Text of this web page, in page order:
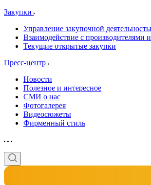
Закупки
Управление закупочной
Взаимодействие с производителями
Текущие открытые закупки
Пресс-центр
Новости
Полезное и интересное
СМИ о нас
Фотогалерея
Видеосюжеты
Фирменный стиль